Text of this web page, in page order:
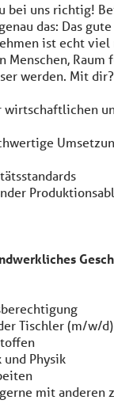
uns richtig!
das: Das
ist echt
Menschen,
werden. Mit dir?
wirtschaftlichen
Tischler (m/w/
Physik
mit anderen